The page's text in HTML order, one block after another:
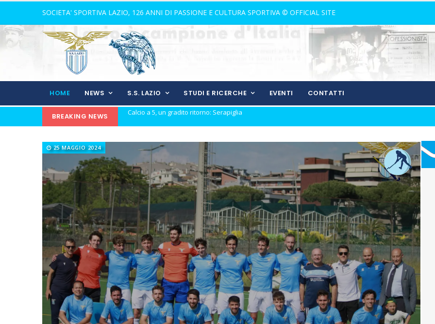
SOCIETA' SPORTIVA LAZIO, 126 ANNI DI PASSIONE E CULTURA SPORTIVA © OFFICIAL SITE
HOME NEWS S.S. LAZIO STUDI E RICERCHE EVENTI CONTATTI
BREAKING NEWS Calcio a 5, Gilbert Marques sul mercato
Europei Under 20: la carica di tre Aquilotti...
Calcio a 5: Barca e Conticelli, il canto libero della Lazio!
La Lazio completa la squadra con Grasso
Rugby, il 18 ottobre debutto a Catania
Calcio a 5 femminile, ecco le 11 rivali della Lazio
21 anni senza Bomber Fiorini: nostalgia!
Elite, ecco il calendario del girone di andata
Elite maschile: ecco le sfide dell'andata
Ecco De Souza, laterale con il vizio del gol
25 MAGGIO 2024